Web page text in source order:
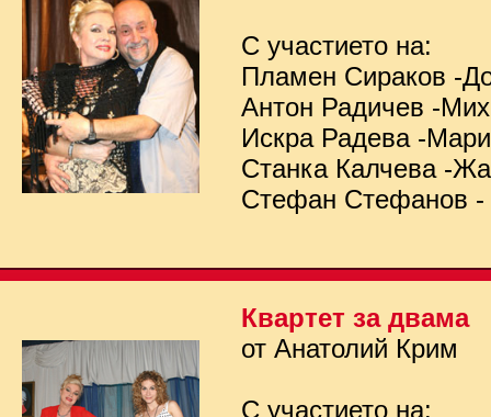
С участието на:
Пламен Сираков -
Антон Радичев -
Искра Радева -
Станка Калчева -
Стефан Стефанов
Квартет за двама
от Анатолий Крим
С участието на: